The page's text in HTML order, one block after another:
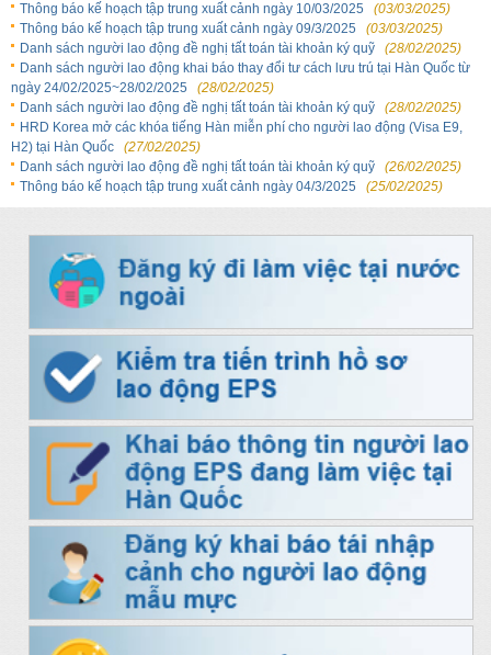
Thông báo kế hoạch tập trung xuất cảnh ngày 10/03/2025
(03/03/2025)
Thông báo kế hoạch tập trung xuất cảnh ngày 09/3/2025
(03/03/2025)
Danh sách người lao động đề nghị tất toán tài khoản ký quỹ
(28/02/2025)
Danh sách người lao động khai báo thay đổi tư cách lưu trú tại Hàn Quốc từ
ngày 24/02/2025~28/02/2025
(28/02/2025)
Danh sách người lao động đề nghị tất toán tài khoản ký quỹ
(28/02/2025)
HRD Korea mở các khóa tiếng Hàn miễn phí cho người lao động (Visa E9,
H2) tại Hàn Quốc
(27/02/2025)
Danh sách người lao động đề nghị tất toán tài khoản ký quỹ
(26/02/2025)
Thông báo kế hoạch tập trung xuất cảnh ngày 04/3/2025
(25/02/2025)